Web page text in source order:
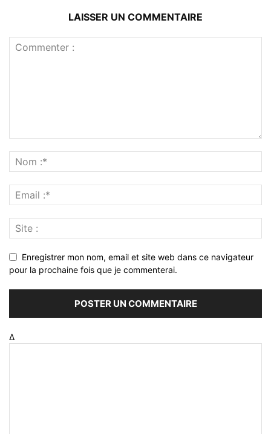
LAISSER UN COMMENTAIRE
Enregistrer mon nom, email et site web dans ce navigateur
pour la prochaine fois que je commenterai.
Δ